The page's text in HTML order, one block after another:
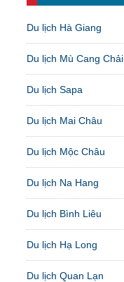
Du lịch Hà Giang
Du lịch Mù Cang Chải
Du lịch Sapa
Du lịch Mai Châu
Du lịch Mộc Châu
Du lịch Na Hang
Du lịch Bình Liêu
Du lịch Hạ Long
Du lịch Quan Lạn